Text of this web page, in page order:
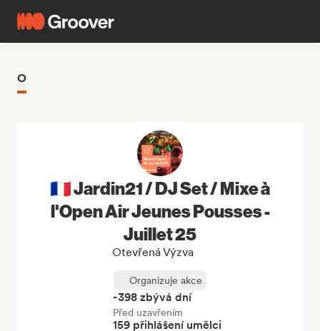
O
🇫🇷 Jardin21 / DJ Set / Mixe à
l'Open Air Jeunes Pousses -
Juillet 25
Otevřená Výzva
Organizuje akce
-398 zbývá dní
Před uzavřením
159 přihlášení umělci